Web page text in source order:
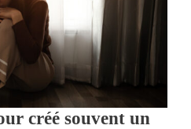
créé souvent un